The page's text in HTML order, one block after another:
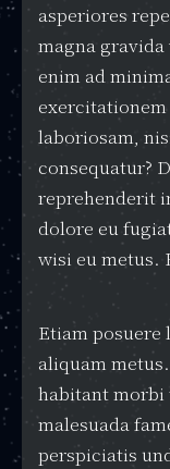
asperiores
magna
enim ad
laboriosam,
consequatur?
reprehenderit
dolore eu
wisi eu metus.
Etiam posuere
aliquam
habitant morbi
malesuada
perspiciatis